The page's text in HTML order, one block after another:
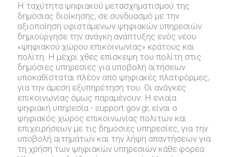
Η ταχύτητα ψηφιακού μετασχηματισμού της
δημόσιας διοίκησης, σε συνδυασμό με την
αξιοποίηση υφιστάμενων ψηφιακών υπηρεσιών
δημιούργησε την ανάγκη ανάπτυξης ενός νέου
«ψηφιακού χώρου επικοινωνίας» κράτους και
πολίτη. Η μέχρι χθες επίσκεψη του πολίτη στις
δημόσιες υπηρεσίες για υποβολή αιτήσεων
υποκαθίσταται πλέον από ψηφιακές πλατφόρμες,
για την άμεση εξυπηρέτηση του. Οι ανάγκες
επικοινωνίας όμως παραμένουν. Η ενιαία
ψηφιακή υπηρεσία - support.gov.gr, είναι ο
ψηφιακός χώρος επικοινωνίας πολιτών και
επιχειρήσεων με τις δημόσιες υπηρεσίες, για την
υποβολή αιτημάτων και την λήψη απαντήσεων για
τη χρήση των ψηφιακών υπηρεσιών κάθε φορέα.